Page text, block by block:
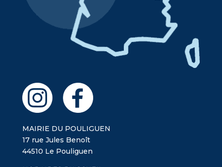
MAIRIE DU POULIGUEN
17 rue Jules Benoît
44510 Le Pouliguen